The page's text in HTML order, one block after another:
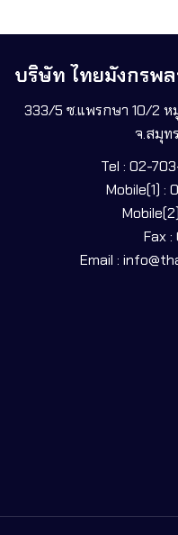
บริษัท ไทยมังกรพ
333/5 ซ.แพรกษา 10/2 ห
จ.สมุท
Tel : 02-
Mobile(1)
Fax
Email :